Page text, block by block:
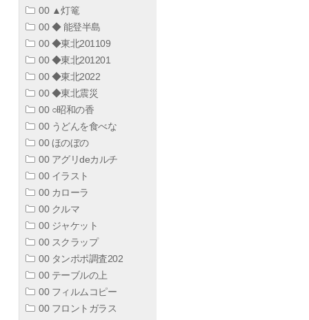
00 ▲灯篭
00 ◆ 能登半島
00 ◆東北201109
00 ◆東北201201
00 ◆東北2022
00 ◆東北震災
00 ○昭和の香
00 うどんを食べな
00 ほのぼの
00 アグリdeカルチ
00 イラスト
00 カローラ
00 クルマ
00 ジャケット
00 スクラップ
00 タンポポ調査202
00 テーブルの上
00 フィルムコピー
00 フロントガラス